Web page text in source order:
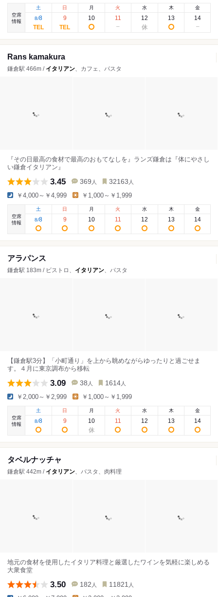
空席
情報
土
8/8
日
9
月
10
火
11
水
12
木
13
金
14
Rans kamakura
鎌倉駅 466m / イタリアン、カフェ、パスタ
『その日最高の食材で最高のおもてなしを』ランズ鎌倉は『体にやさし
い鎌倉イタリアン』
3.45 369 人 32163 人
￥4,000～￥4,999 ￥1,000～￥1,999
空席
情報
土
8/8
日
9
月
10
火
11
水
12
木
13
金
14
アラパンス
鎌倉駅 183m / ビストロ、 イタリアン、パスタ
【鎌倉駅3分】「小町通り」を上から眺めながらゆったりと過ごせま
す。４月に東京調布から移転
3.09 38 人 1614 人
￥2,000～￥2,999 ￥1,000～￥1,999
空席
情報
土
8/8
日
9
月
10
火
11
水
12
木
13
金
14
タベルナッチャ
鎌倉駅 442m / イタリアン、パスタ、肉料理
地元の食材を使用したイタリア料理と厳選したワインを気軽に楽しめる
大衆食堂
3.50 182 人 11821 人